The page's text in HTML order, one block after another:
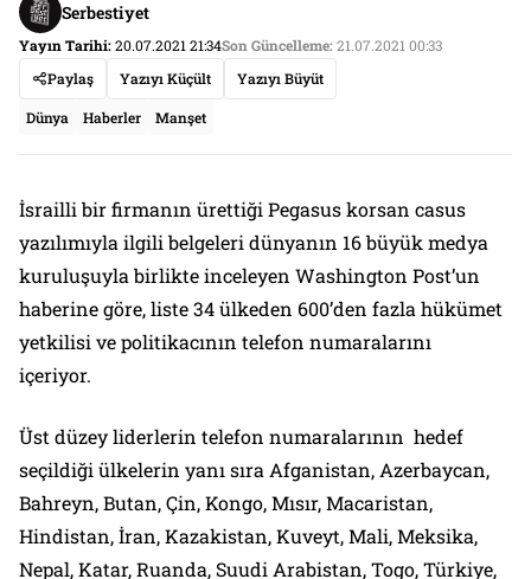
Serbestiyet
Yayın Tarihi:20.07.2021 21:34Son Güncelleme:21.07.2021 00:33
Paylaş
Yazıyı Küçült Yazıyı Büyüt
Dünya Haberler Manşet
İsrailli bir firmanın ürettiği Pegasus korsan casus
yazılımıyla ilgili belgeleri dünyanın 16 büyük medya
kuruluşuyla birlikte inceleyen Washington Post’un
haberine göre, liste 34 ülkeden 600’den fazla hükümet
yetkilisi ve politikacının telefon numaralarını
içeriyor.
Üst düzey liderlerin telefon numaralarının hedef
seçildiği ülkelerin yanı sıra Afganistan, Azerbaycan,
Bahreyn, Butan, Çin, Kongo, Mısır, Macaristan,
Hindistan, İran, Kazakistan, Kuveyt, Mali, Meksika,
Nepal, Katar, Ruanda, Suudi Arabistan, Togo, Türkiye,